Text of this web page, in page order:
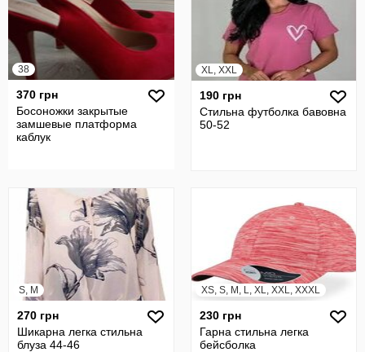
38
370 грн
Босоножки закрытые
замшевые платформа
каблук
XL, XXL
190 грн
Стильна футболка бавовна
50-52
S, M
270 грн
Шикарна легка стильна
блуза 44-46
XS, S, M, L, XL, XXL, XXXL
230 грн
Гарна стильна легка
бейсболка